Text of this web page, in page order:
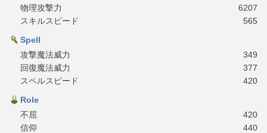
物理攻撃力
6207
スキルスピード
565
Spell
攻撃魔法威力
349
回復魔法威力
377
スペルスピード
420
Role
不屈
420
信仰
440